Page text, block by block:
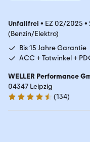
Unfallfrei • EZ 02/2025 •
(Benzin/Elektro)
Bis 15 Jahre Garantie
ACC + Totwinkel +
WELLER Performance
04347 Leipzig
4.7 Sterne
(134)